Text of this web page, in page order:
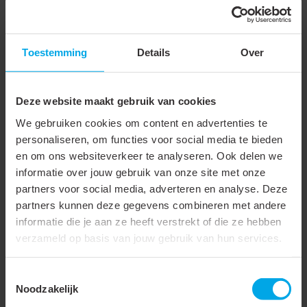
Toestemming Details Over
Deze website maakt gebruik van cookies
We gebruiken cookies om content en advertenties te
personaliseren, om functies voor social media te bieden
en om ons websiteverkeer te analyseren. Ook delen we
informatie over jouw gebruik van onze site met onze
partners voor social media, adverteren en analyse. Deze
partners kunnen deze gegevens combineren met andere
informatie die je aan ze heeft verstrekt of die ze hebben
verzameld op basis van jouw gebruik van hun services.
Noodzakelijk
+31 88 002 33 00
of per e-mail via info@klemko.nl.
Technische gegevens
Technische gegevens
Onderdeel serie
Aantal
bussen/koppelingen
24
Geschikt voor aantal
24